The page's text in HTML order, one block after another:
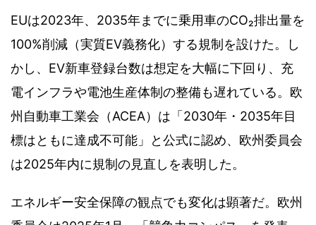
EUは2023年、2035年までに乗用車のCO₂排出量を
100%削減（実質EV義務化）する規制を設けた。し
かし、EV新車登録台数は想定を大幅に下回り、充
電インフラや電池生産体制の整備も遅れている。欧
州自動車工業会（ACEA）は「2030年・2035年目
標はともに達成不可能」と公式に認め、欧州委員会
は2025年内に規制の見直しを表明した。
エネルギー安全保障の観点でも変化は顕著だ。欧州